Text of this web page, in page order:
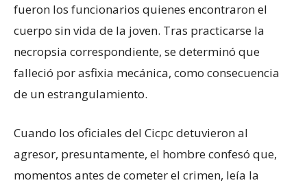
fueron los funcionarios quienes encontraron el
cuerpo sin vida de la joven. Tras practicarse la
necropsia correspondiente, se determinó que
falleció por asfixia mecánica, como consecuencia
de un estrangulamiento.
Cuando los oficiales del Cicpc detuvieron al
agresor, presuntamente, el hombre confesó que,
momentos antes de cometer el crimen, leía la